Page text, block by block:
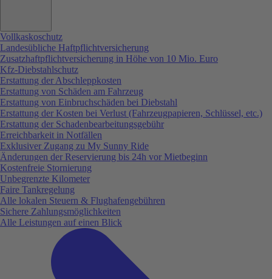
Vollkaskoschutz
Landesübliche Haftpflichtversicherung
Zusatzhaftpflichtversicherung in Höhe von 10 Mio. Euro
Kfz-Diebstahlschutz
Erstattung der Abschleppkosten
Erstattung von Schäden am Fahrzeug
Erstattung von Einbruchschäden bei Diebstahl
Erstattung der Kosten bei Verlust (Fahrzeugpapieren, Schlüssel, etc.)
Erstattung der Schadenbearbeitungsgebühr
Erreichbarkeit in Notfällen
Exklusiver Zugang zu My Sunny Ride
Änderungen der Reservierung bis 24h vor Mietbeginn
Kostenfreie Stornierung
Unbegrenzte Kilometer
Faire Tankregelung
Alle lokalen Steuern & Flughafengebühren
Sichere Zahlungsmöglichkeiten
Alle Leistungen auf einen Blick